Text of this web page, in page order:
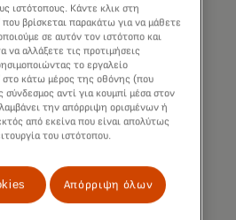
κάρτες
τομέα
Mastercard Prepaid
Public Sector είναι
που υποστηρίζει τους
φορείς, ώστε
καταβάλλουν
ιστότοπους. Κάντε κλικ στη
βρίσκεται παρακάτω για να μάθετε
σε αυτόν τον ιστότοπο και
να αλλάξετε τις προτιμήσεις
το εργαλείο
στο κάτω μέρος της οθόνης (που
σύνδεσμος αντί για κουμπί μέσα στον
την απόρριψη ορισμένων ή
από εκείνα που είναι απολύτως
του ιστότοπου.
Απόρριψη όλων